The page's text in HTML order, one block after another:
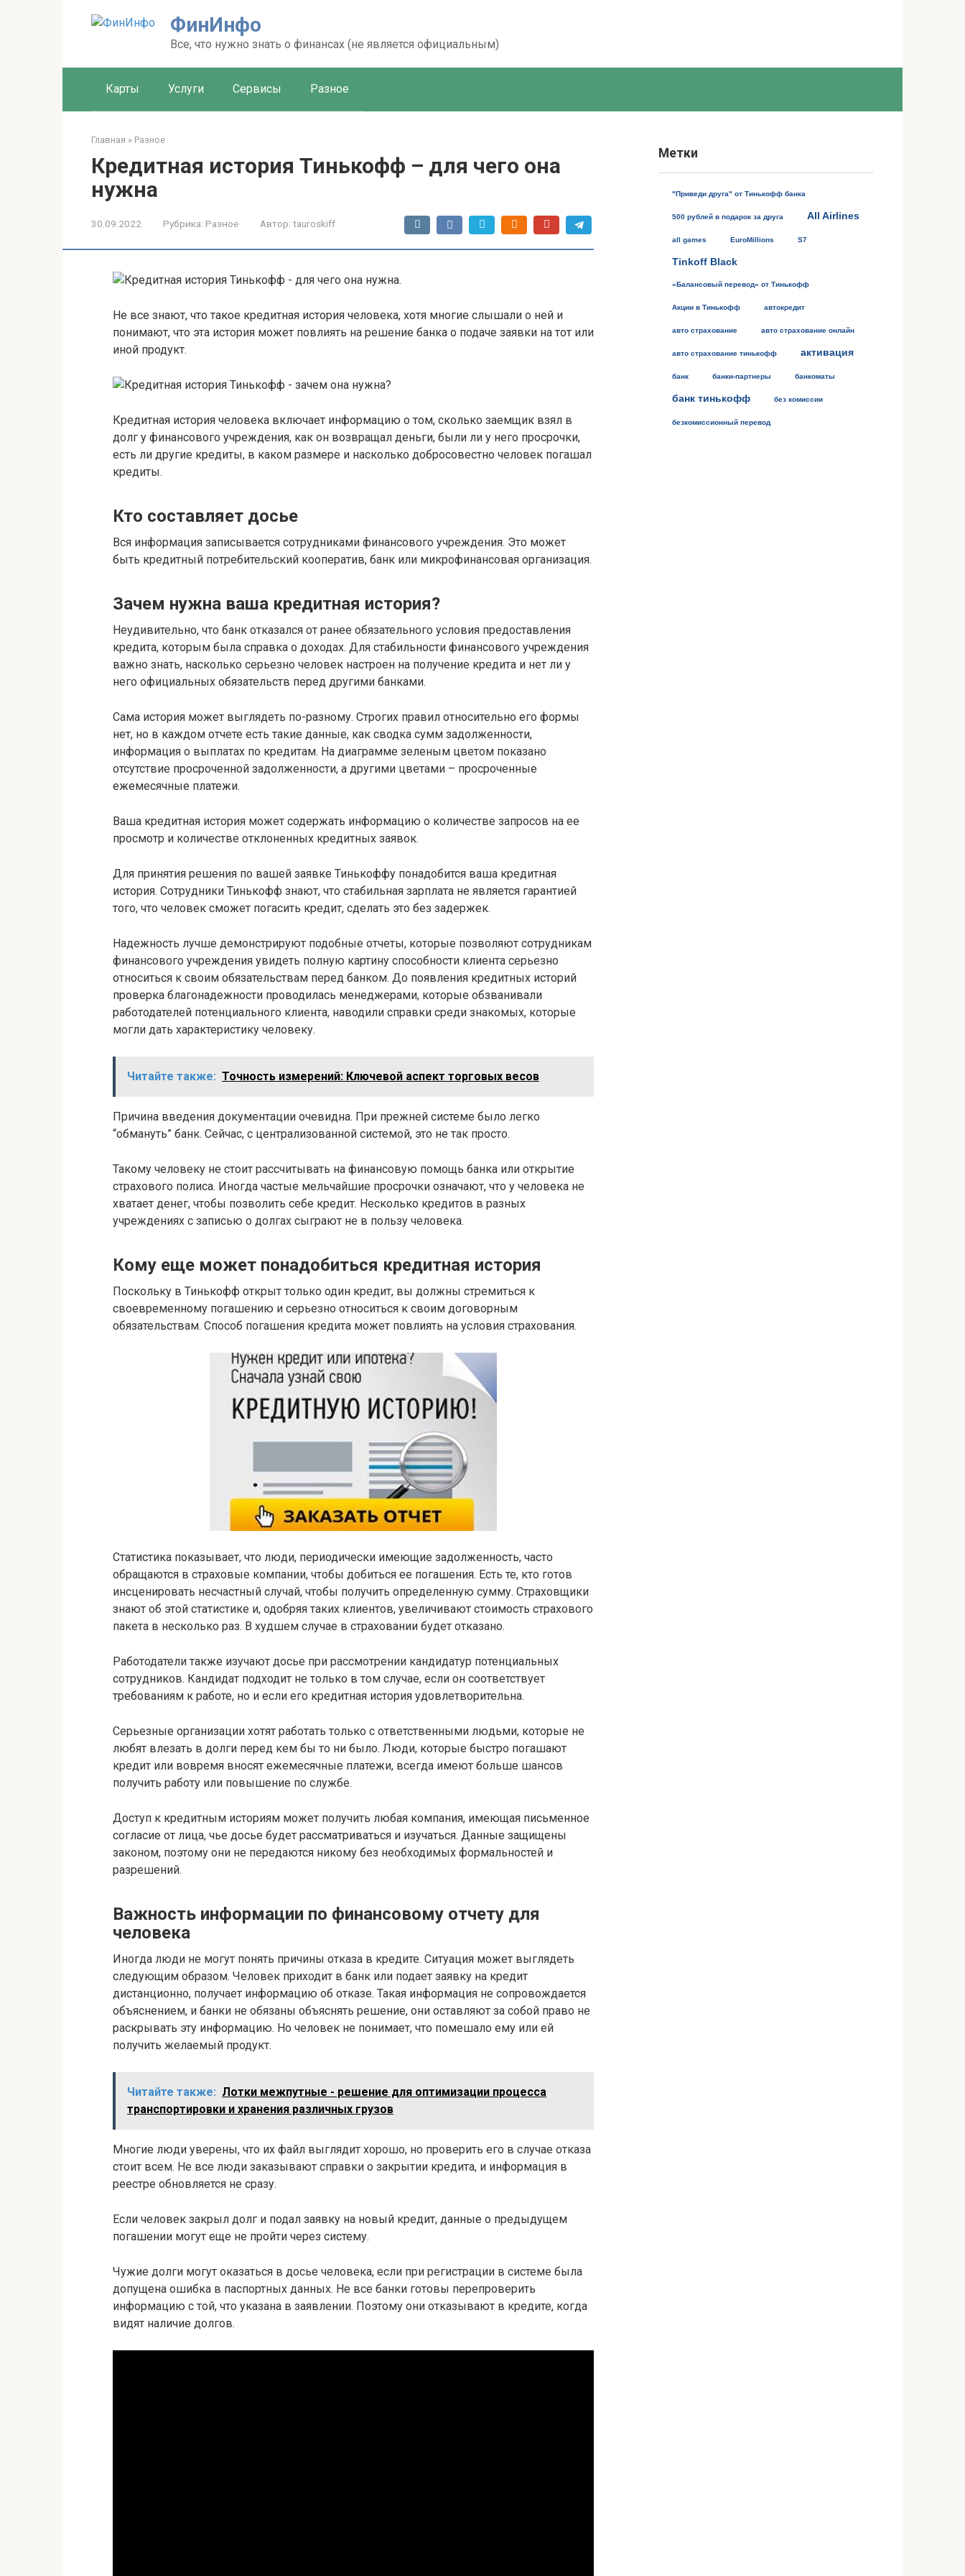
ФинИнфо
Все, что нужно знать о финансах (не является официальным)
Карты Услуги Сервисы Разное
Главная » Разное
Кредитная история Тинькофф – для чего она
нужна
30.09.2022 Рубрика: Разное Автор: tauroskiff
Не все знают, что такое кредитная история человека, хотя многие слышали о ней и
понимают, что эта история может повлиять на решение банка о подаче заявки на тот или
иной продукт.
Кредитная история человека включает информацию о том, сколько заемщик взял в
долг у финансового учреждения, как он возвращал деньги, были ли у него просрочки,
есть ли другие кредиты, в каком размере и насколько добросовестно человек погашал
кредиты.
Кто составляет досье
Вся информация записывается сотрудниками финансового учреждения. Это может
быть кредитный потребительский кооператив, банк или микрофинансовая организация.
Зачем нужна ваша кредитная история?
Неудивительно, что банк отказался от ранее обязательного условия предоставления
кредита, которым была справка о доходах. Для стабильности финансового учреждения
важно знать, насколько серьезно человек настроен на получение кредита и нет ли у
него официальных обязательств перед другими банками.
Сама история может выглядеть по-разному. Строгих правил относительно его формы
нет, но в каждом отчете есть такие данные, как сводка сумм задолженности,
информация о выплатах по кредитам. На диаграмме зеленым цветом показано
отсутствие просроченной задолженности, а другими цветами – просроченные
ежемесячные платежи.
Ваша кредитная история может содержать информацию о количестве запросов на ее
просмотр и количестве отклоненных кредитных заявок.
Для принятия решения по вашей заявке Тинькоффу понадобится ваша кредитная
история. Сотрудники Тинькофф знают, что стабильная зарплата не является гарантией
того, что человек сможет погасить кредит, сделать это без задержек.
Надежность лучше демонстрируют подобные отчеты, которые позволяют сотрудникам
финансового учреждения увидеть полную картину способности клиента серьезно
относиться к своим обязательствам перед банком. До появления кредитных историй
проверка благонадежности проводилась менеджерами, которые обзванивали
работодателей потенциального клиента, наводили справки среди знакомых, которые
могли дать характеристику человеку.
Читайте также: Точность измерений: Ключевой аспект торговых весов
Причина введения документации очевидна. При прежней системе было легко
“обмануть” банк. Сейчас, с централизованной системой, это не так просто.
Такому человеку не стоит рассчитывать на финансовую помощь банка или открытие
страхового полиса. Иногда частые мельчайшие просрочки означают, что у человека не
хватает денег, чтобы позволить себе кредит. Несколько кредитов в разных
учреждениях с записью о долгах сыграют не в пользу человека.
Кому еще может понадобиться кредитная история
Поскольку в Тинькофф открыт только один кредит, вы должны стремиться к
своевременному погашению и серьезно относиться к своим договорным
обязательствам. Способ погашения кредита может повлиять на условия страхования.
Статистика показывает, что люди, периодически имеющие задолженность, часто
обращаются в страховые компании, чтобы добиться ее погашения. Есть те, кто готов
инсценировать несчастный случай, чтобы получить определенную сумму. Страховщики
знают об этой статистике и, одобряя таких клиентов, увеличивают стоимость страхового
пакета в несколько раз. В худшем случае в страховании будет отказано.
Работодатели также изучают досье при рассмотрении кандидатур потенциальных
сотрудников. Кандидат подходит не только в том случае, если он соответствует
требованиям к работе, но и если его кредитная история удовлетворительна.
Серьезные организации хотят работать только с ответственными людьми, которые не
любят влезать в долги перед кем бы то ни было. Люди, которые быстро погашают
кредит или вовремя вносят ежемесячные платежи, всегда имеют больше шансов
получить работу или повышение по службе.
Доступ к кредитным историям может получить любая компания, имеющая письменное
согласие от лица, чье досье будет рассматриваться и изучаться. Данные защищены
законом, поэтому они не передаются никому без необходимых формальностей и
разрешений.
Важность информации по финансовому отчету для
человека
Иногда люди не могут понять причины отказа в кредите. Ситуация может выглядеть
следующим образом. Человек приходит в банк или подает заявку на кредит
дистанционно, получает информацию об отказе. Такая информация не сопровождается
объяснением, и банки не обязаны объяснять решение, они оставляют за собой право не
раскрывать эту информацию. Но человек не понимает, что помешало ему или ей
получить желаемый продукт.
Читайте также: Лотки межпутные - решение для оптимизации процесса
транспортировки и хранения различных грузов
Многие люди уверены, что их файл выглядит хорошо, но проверить его в случае отказа
стоит всем. Не все люди заказывают справки о закрытии кредита, и информация в
реестре обновляется не сразу.
Если человек закрыл долг и подал заявку на новый кредит, данные о предыдущем
погашении могут еще не пройти через систему.
Чужие долги могут оказаться в досье человека, если при регистрации в системе была
допущена ошибка в паспортных данных. Не все банки готовы перепроверить
информацию с той, что указана в заявлении. Поэтому они отказывают в кредите, когда
видят наличие долгов.
Метки
"Приведи друга" от Тинькофф банка
500 рублей в подарок за друга All Airlines
all games EuroMillions S7
Tinkoff Black
«Балансовый перевод» от Тинькофф
Акции в Тинькофф автокредит
авто страхование авто страхование онлайн
авто страхование тинькофф активация
банк банки-партнеры банкоматы
банк тинькофф без комиссии
безкомиссионный перевод